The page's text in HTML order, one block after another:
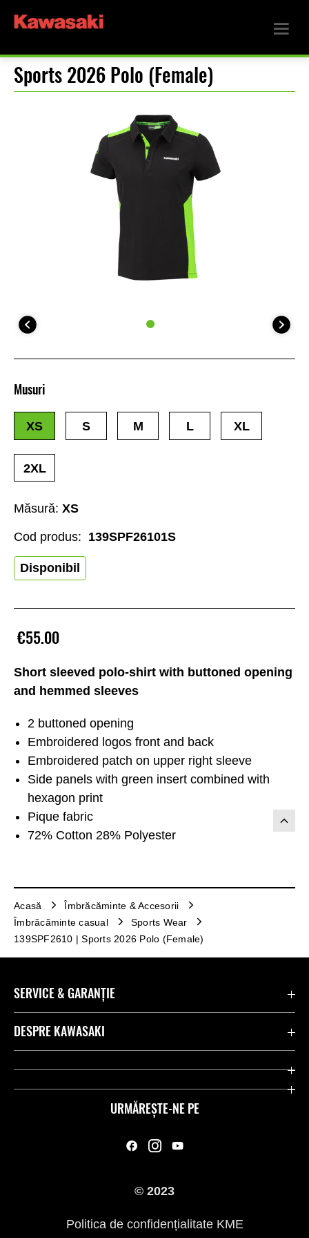
Sports 2026 Polo (Female)
Short sleeved polo-shirt with buttoned opening
and hemmed sleeves
2 buttoned opening
Embroidered logos front and back
Embroidered patch on upper right sleeve
Side panels with green insert combined with
hexagon print
Pique fabric
72% Cotton 28% Polyester
€55.00
Măsură: XS
Disponibil
Musuri
XS S M L XL
2XL
Cod produs: 139SPF26101S
Acasă
Îmbrăcăminte & Accesorii
Îmbrăcăminte casual
Sports Wear
139SPF2610 | Sports 2026 Polo (Female)
URMĂREȘTE-NE PE
SERVICE & GARANȚIE
Contactează-ne
Link-uri utile
DESPRE KAWASAKI
Companie
© 2023
Politica de confidențialitate KME